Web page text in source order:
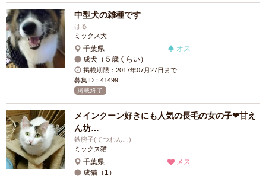
中型犬の雑種です
はる
ミックス犬
千葉県
オス
成犬（５歳くらい）
掲載期限：2017年07月27日まで
募集ID：41499
掲載終了
メインクーン好きにも人気の長毛の女の子❤甘え
ん坊…
鉄腕子(てつわんこ)
ミックス猫
千葉県
メス
成猫（1）